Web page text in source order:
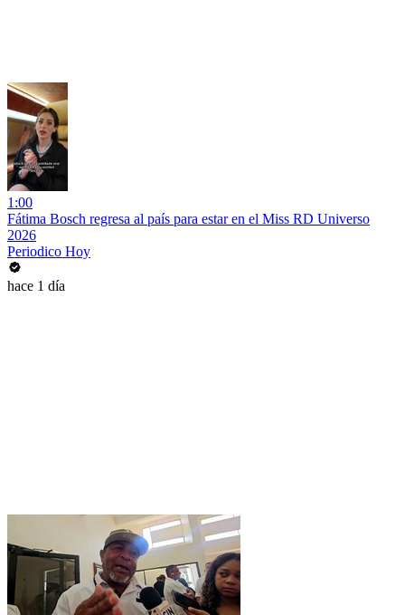
1:00
Fátima Bosch regresa al país para estar en el Miss RD Universo
2026
Periodico Hoy
hace 1 día